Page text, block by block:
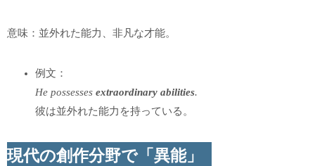
意味：並外れた能力、非凡な才能。
例文：
He possessesextraordinary abilities.
彼は並外れた能力を持っている。
現代の創作分野で「異能」